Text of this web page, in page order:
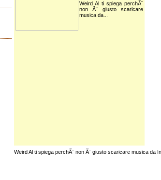
Weird Al ti spiega perchÃ¨
non Ã¨ giusto scaricare
musica da...
Weird Al ti spiega perchÃ¨ non Ã¨ giusto scaricare musica da